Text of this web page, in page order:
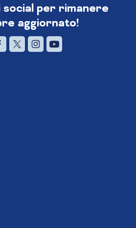
social per rimanere
aggiornato!